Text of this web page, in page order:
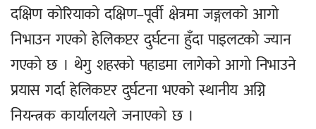
दक्षिण कोरियाको दक्षिण–पूर्वी क्षेत्रमा जङ्गलको आगो
निभाउन गएको हेलिकप्टर दुर्घटना हुँदा पाइलटको ज्यान
गएको छ । थेगु शहरको पहाडमा लागेको आगो निभाउने
प्रयास गर्दा हेलिकप्टर दुर्घटना भएको स्थानीय अग्नि
नियन्त्रक कार्यालयले जनाएको छ ।